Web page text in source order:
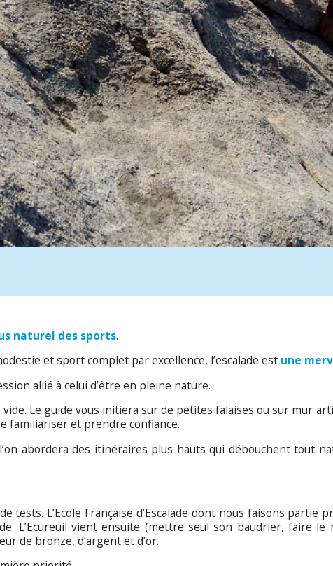
naturel des sports.
et sport complet par excellence, l’escalade est une
allié à celui d’être en pleine nature.
Le guide vous initiera sur de petites falaises ou sur mur
familiariser et prendre confiance.
l’on abordera des itinéraires plus hauts qui débouchent tout
tests. L’Ecole Française d’Escalade dont nous faisons
L’Ecureuil vient ensuite (mettre seul son baudrier, faire
de bronze, d’argent et d’or.